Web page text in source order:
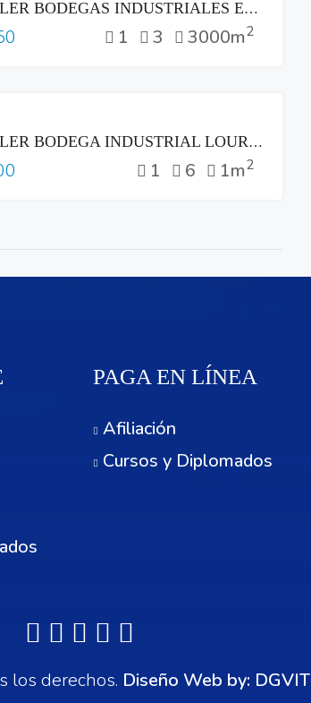
ALQUILER BODEGAS INDUSTRIALES EN SAN ANDRÉS OPICO LA LIBERTAD
1 3 3000m2
ALQUILER BODEGA INDUSTRIAL LOURDES COLON LA LIBERTAD
1 6 1m2
PAGA EN LÍNEA
Afiliación
Cursos y Diplomados
los derechos. Diseño Web by: DGVIT